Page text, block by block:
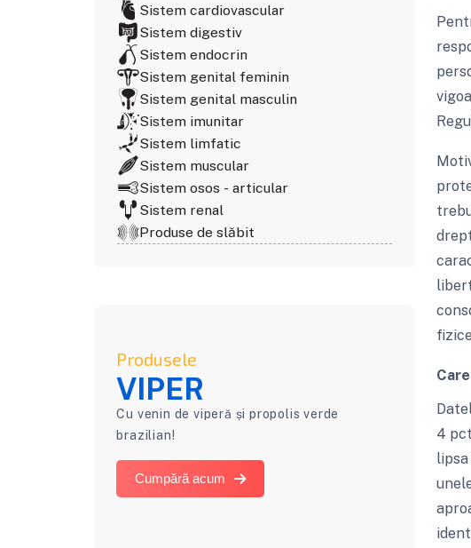
Sistem cardiovascular
Sistem digestiv
Sistem endocrin
Sistem genital feminin
Sistem genital masculin
Sistem imunitar
Sistem limfatic
Sistem muscular
Sistem osos - articular
Sistem renal
Produse de slăbit
Produsele
VIPER
Cu venin de viperă și propolis verde
brazilian!
Cumpără acum
4